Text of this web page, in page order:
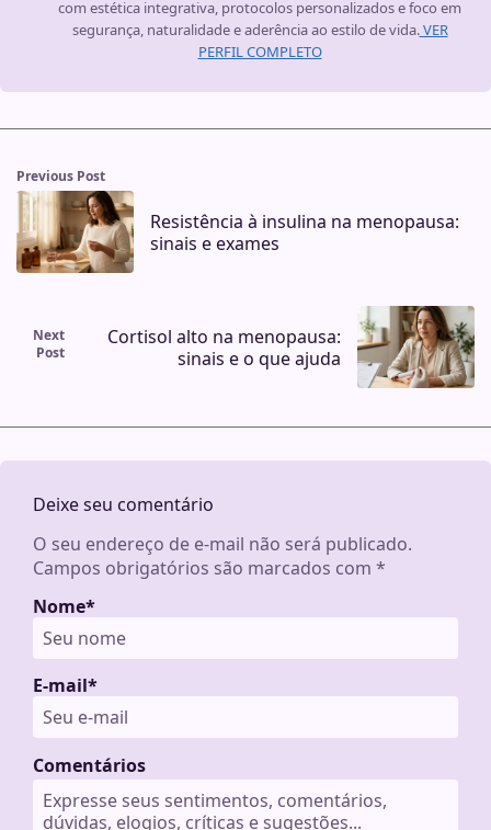
com estética integrativa, protocolos personalizados e foco em
segurança, naturalidade e aderência ao estilo de vida.VER
PERFIL COMPLETO
Previous Post
Resistência à insulina na menopausa:
sinais e exames
Next
Post
Cortisol alto na menopausa:
sinais e o que ajuda
Deixe seu comentário
O seu endereço de e-mail não será publicado.
Campos obrigatórios são marcados com *
Comentários
Nome*
E-mail*